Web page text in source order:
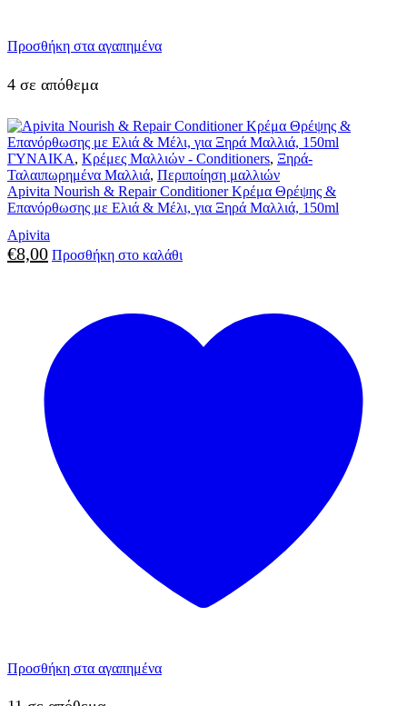
Προσθήκη στα αγαπημένα
4 σε απόθεμα
ΓΥΝΑΙΚΑ, Κρέμες Μαλλιών - Conditioners, Ξηρά-
Ταλαιπωρημένα Μαλλιά, Περιποίηση μαλλιών
Apivita Nourish & Repair Conditioner Κρέμα Θρέψης &
Επανόρθωσης με Ελιά & Μέλι, για Ξηρά Μαλλιά, 150ml
Apivita
€8,00 Προσθήκη στο καλάθι
Προσθήκη στα αγαπημένα